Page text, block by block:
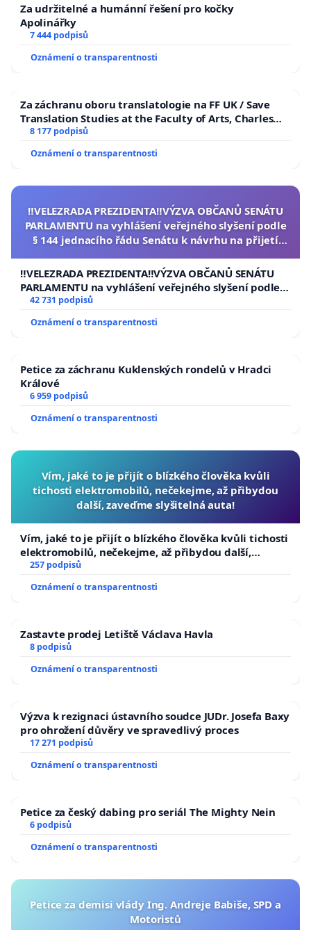
Za udržitelné a humánní řešení pro kočky
Apolinářky
7 444 podpisů
Oznámení o transparentnosti
Za záchranu oboru translatologie na FF UK / Save
Translation Studies at the Faculty of Arts, Charles
University
8 177 podpisů
Oznámení o transparentnosti
‼️VELEZRADA PREZIDENTA‼️VÝZVA OBČANŮ SENÁTU
PARLAMENTU na vyhlášení veřejného slyšení podle
§ 144 jednacího řádu Senátu k návrhu na přijetí
republiky
‼️VELEZRADA PREZIDENTA‼️VÝZVA OBČANŮ SENÁTU
PARLAMENTU na vyhlášení veřejného slyšení podle §
144 jednacího řádu Senátu k návrhu na přijetí
republiky
42 731 podpisů
Oznámení o transparentnosti
Petice za záchranu Kuklenských rondelů v Hradci
Králové
6 959 podpisů
Oznámení o transparentnosti
Vím, jaké to je přijít o blízkého člověka kvůli
tichosti elektromobilů, nečekejme, až přibydou
další, zaveďme slyšitelná auta!
Vím, jaké to je přijít o blízkého člověka kvůli tichosti
elektromobilů, nečekejme, až přibydou další,
zaveďme slyšitelná auta!
257 podpisů
Oznámení o transparentnosti
Zastavte prodej Letiště Václava Havla
8 podpisů
Oznámení o transparentnosti
Výzva k rezignaci ústavního soudce JUDr. Josefa Baxy
pro ohrožení důvěry ve spravedlivý proces
17 271 podpisů
Oznámení o transparentnosti
Petice za český dabing pro seriál The Mighty Nein
6 podpisů
Oznámení o transparentnosti
Petice za demisi vlády Ing. Andreje Babiše, SPD a
Motoristů